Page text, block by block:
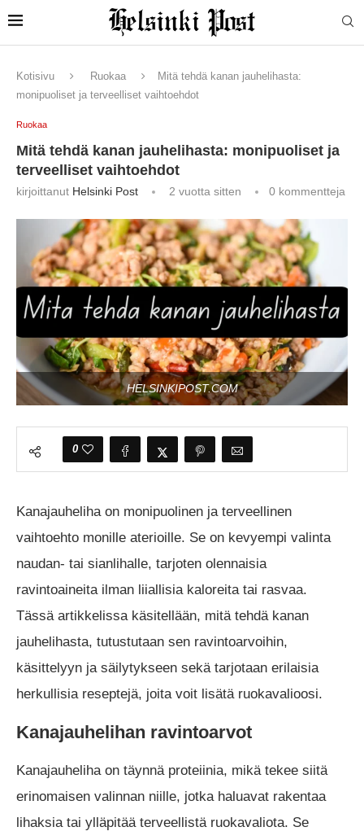
Kotisivu Ruokaa
Mitä tehdä kanan jauhelihasta:
monipuoliset ja terveelliset vaihtoehdot
Ruokaa
Mitä tehdä kanan jauhelihasta: monipuoliset ja
terveelliset vaihtoehdot
kirjoittanut Helsinki Post 2 vuotta sitten 0 kommentteja
HELSINKIPOST.COM
0
Kanajauheliha on monipuolinen ja terveellinen
vaihtoehto monille aterioille. Se on kevyempi valinta
naudan- tai sianlihalle, tarjoten olennaisia
ravintoaineita ilman liiallisia kaloreita tai rasvaa.
Tässä artikkelissa käsitellään, mitä tehdä kanan
jauhelihasta, tutustutaan sen ravintoarvoihin,
käsittelyyn ja säilytykseen sekä tarjotaan erilaisia
herkullisia reseptejä, joita voit lisätä ruokavalioosi.
Kanajauhelihan ravintoarvot
Kanajauheliha on täynnä proteiinia, mikä tekee siitä
erinomaisen valinnan niille, jotka haluavat rakentaa
lihaksia tai ylläpitää terveellistä ruokavaliota. Se